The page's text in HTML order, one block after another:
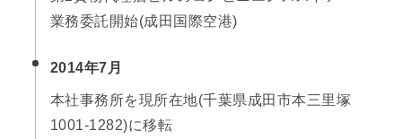
業務委託開始(成田国際空港)
2014年7月
本社事務所を現所在地(千葉県成田市本三里塚
1001-1282)に移転